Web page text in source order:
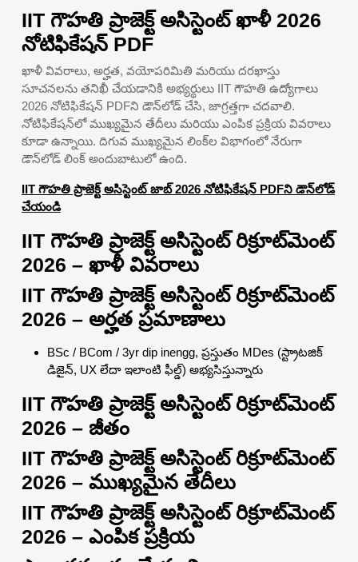
IIT గౌహతి ప్రాజెక్ట్ అసిస్టెంట్ ఖాళీ 2026
నోటిఫికేషన్ PDF
ఖాళీ వివరాలు, అర్హత, వయోపరిమితి మరియు దరఖాస్తు
సూచనలను తనిఖీ చేయడానికి అభ్యర్థులు IIT గౌహతి ఉద్యోగాలు
2026 నోటిఫికేషన్ PDFని డౌన్‌లోడ్ చేసి, జాగ్రత్తగా చదవాలి.
నోటిఫికేషన్‌లో ముఖ్యమైన తేదీలు మరియు ఎంపిక ప్రక్రియ వివరాలు
కూడా ఉన్నాయి. దిగువ ముఖ్యమైన లింక్‌ల విభాగంలో నేరుగా
డౌన్‌లోడ్ లింక్ అందుబాటులో ఉంది.
IIT గౌహతి ప్రాజెక్ట్ అసిస్టెంట్ జాబ్ 2026 నోటిఫికేషన్ PDFని డౌన్‌లోడ్
చేయండి
IIT గౌహతి ప్రాజెక్ట్ అసిస్టెంట్ రిక్రూట్‌మెంట్
2026 – ఖాళీ వివరాలు
IIT గౌహతి ప్రాజెక్ట్ అసిస్టెంట్ రిక్రూట్‌మెంట్
2026 – అర్హత ప్రమాణాలు
BSc / BCom / 3yr dip inengg, ప్రస్తుతం MDes (స్ట్రాటజిక్
డిజైన్, UX లేదా ఇలాంటి ఫీల్డ్) అభ్యసిస్తున్నారు
IIT గౌహతి ప్రాజెక్ట్ అసిస్టెంట్ రిక్రూట్‌మెంట్
2026 – జీతం
IIT గౌహతి ప్రాజెక్ట్ అసిస్టెంట్ రిక్రూట్‌మెంట్
2026 – ముఖ్యమైన తేదీలు
IIT గౌహతి ప్రాజెక్ట్ అసిస్టెంట్ రిక్రూట్‌మెంట్
2026 – ఎంపిక ప్రక్రియ